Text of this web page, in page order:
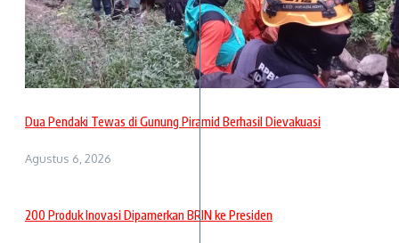
Dua Pendaki Tewas di Gunung Piramid Berhasil Dievakuasi
Agustus 6, 2026
200 Produk Inovasi Dipamerkan BRIN ke Presiden